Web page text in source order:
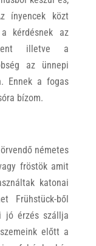
ínyencek közt
kérdésnek az
illetve a
az ünnepi
Ennek a fogas
bízom.
németes
fröstök amit
katonai
Frühstück-ből
jó érzés szállja
előtt a